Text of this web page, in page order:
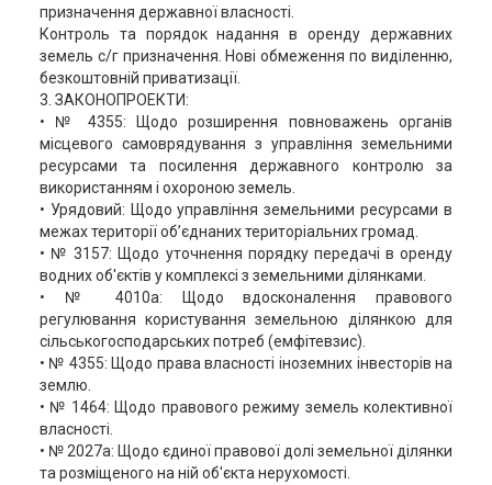
призначення державної власності.
Контроль та порядок надання в оренду державних
земель с/г призначення. Нові обмеження по виділенню,
безкоштовній приватизації.
3. ЗАКОНОПРОЕКТИ:
• № 4355: Щодо розширення повноважень органів
місцевого самоврядування з управління земельними
ресурсами та посилення державного контролю за
використанням і охороною земель.
• Урядовий: Щодо управління земельними ресурсами в
межах території об’єднаних територіальних громад.
• № 3157: Щодо уточнення порядку передачі в оренду
водних об'єктів у комплексі з земельними ділянками.
• № 4010а: Щодо вдосконалення правового
регулювання користування земельною ділянкою для
сільськогосподарських потреб (емфітевзис).
• № 4355: Щодо права власності іноземних інвесторів на
землю.
• № 1464: Щодо правового режиму земель колективної
власності.
• № 2027а: Щодо єдиної правової долі земельної ділянки
та розміщеного на ній об'єкта нерухомості.